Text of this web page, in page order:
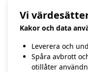
Vi
Kakor och data
Leverera och
Spåra avbrott
otillåter